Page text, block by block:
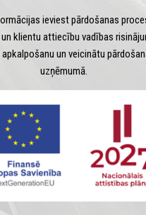
ieviest pārdošanas
klientu attiecību vadības
un veicinātu
uzņēmumā.